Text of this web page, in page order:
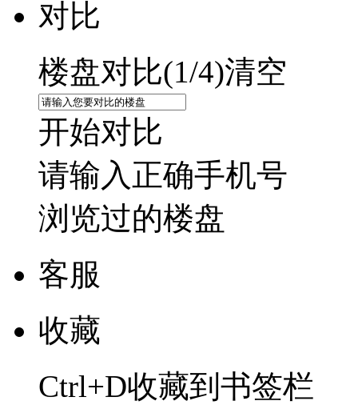
对比
楼盘对比(1/4)清空
开始对比
请输入正确手机号
浏览过的楼盘
客服
收藏
Ctrl+D收藏到书签栏